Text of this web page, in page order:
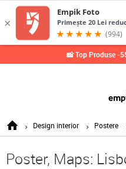
📸 Top Produse -
Design interior Postere
Poster, Maps: